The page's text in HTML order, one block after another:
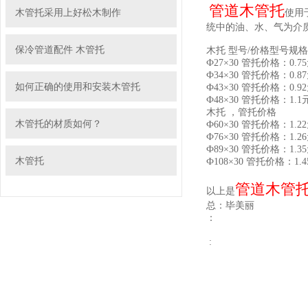
木管托采用上好松木制作
保冷管道配件 木管托
如何正确的使用和安装木管托
木管托的材质如何？
木管托
管道木管托使用
统中的油、水、气为介
木托 型号/价格型号规
Ф27×30 管托价格：
Ф34×30 管托价格：
Ф43×30 管托价格：
Ф48×30 管托价格：1.1
木托 ，管托价格
Ф60×30 管托价格：
Ф76×30 管托价格：
Ф89×30 管托价格：
Ф108×30 管托价格：
以上是管道木管
总：毕美丽
：
: